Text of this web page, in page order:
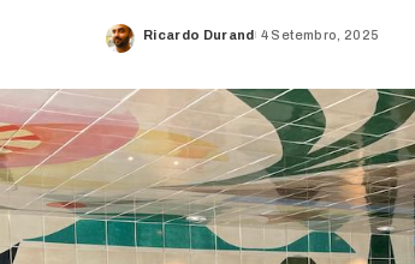
Posted
Ricardo Durand 4 Setembro, 2025